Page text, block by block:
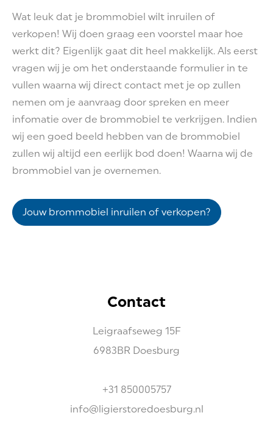
Wat leuk dat je brommobiel wilt inruilen of
verkopen! Wij doen graag een voorstel maar hoe
werkt dit? Eigenlijk gaat dit heel makkelijk. Als eerst
vragen wij je om het onderstaande formulier in te
vullen waarna wij direct contact met je op zullen
nemen om je aanvraag door spreken en meer
infomatie over de brommobiel te verkrijgen. Indien
wij een goed beeld hebben van de brommobiel
zullen wij altijd een eerlijk bod doen! Waarna wij de
brommobiel van je overnemen.
Jouw brommobiel inruilen of verkopen?
Contact
Leigraafseweg 15F
6983BR Doesburg
+31 850005757
info@ligierstoredoesburg.nl